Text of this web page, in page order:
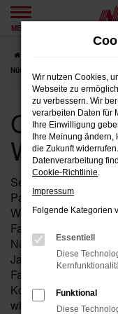
Zum
springen
MENÜ
Nützel
CUPRA
Weiden
Seit über 90 Jahren
Partner für CUPRA
Wenn Sie auf der
Fahrzeug sind, ist
Nützel die perfekte
Jahreswagen bietet
Fahrzeuge mit
Konditionen zu
wird von unserem
Wir nutzen Cookies,
Webseite zu
zu verbessern. Wir
verarbeiten Daten für
Ihre Einwilligung
Ihre Meinung
die Zukunft
Datenverarbeitung
Cookie-Richtlinie.
Impressum
Folgende Kategorien
Essentiell
Diese
Funktional
Diese